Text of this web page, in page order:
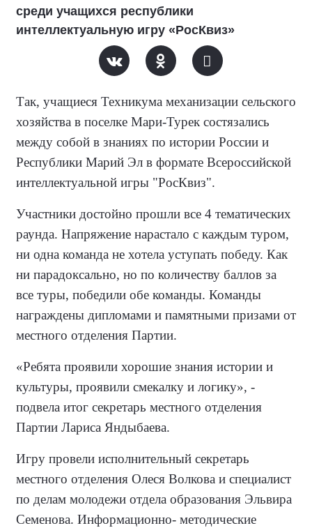
среди учащихся республики
интеллектуальную игру «РосКвиз»
Так, учащиеся Техникума механизации сельского
хозяйства в поселке Мари-Турек состязались
между собой в знаниях по истории России и
Республики Марий Эл в формате Всероссийской
интеллектуальной игры "РосКвиз".
Участники достойно прошли все 4 тематических
раунда. Напряжение нарастало с каждым туром,
ни одна команда не хотела уступать победу. Как
ни парадоксально, но по количеству баллов за
все туры, победили обе команды. Команды
награждены дипломами и памятными призами от
местного отделения Партии.
«Ребята проявили хорошие знания истории и
культуры, проявили смекалку и логику», -
подвела итог секретарь местного отделения
Партии Лариса Яндыбаева.
Игру провели исполнительный секретарь
местного отделения Олеся Волкова и специалист
по делам молодежи отдела образования Эльвира
Семенова. Информационно- методические